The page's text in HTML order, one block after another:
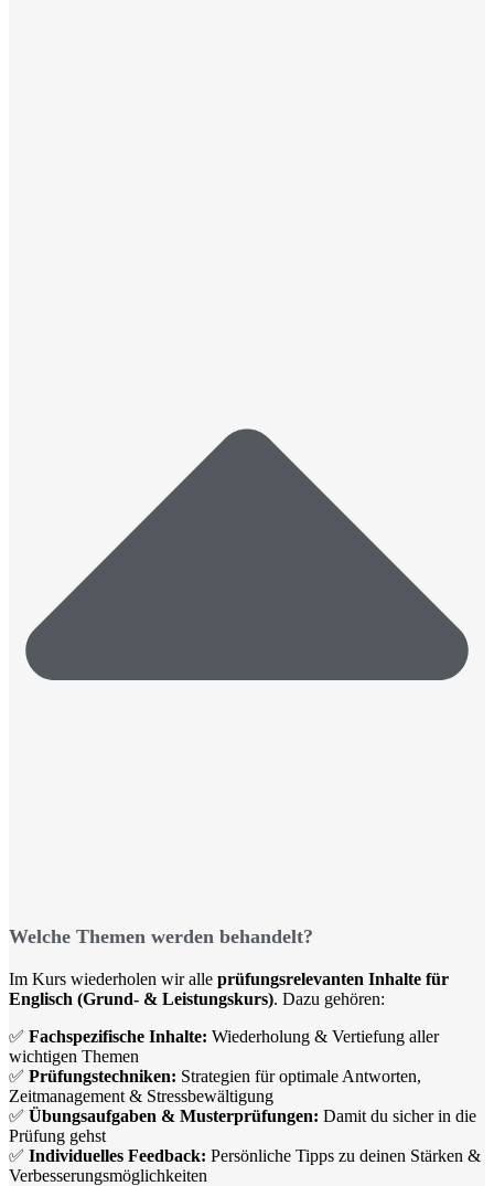
Welche Themen werden behandelt?
Im Kurs wiederholen wir alle prüfungsrelevanten Inhalte für
Englisch (Grund- & Leistungskurs). Dazu gehören:
✅ Fachspezifische Inhalte: Wiederholung & Vertiefung aller
wichtigen Themen
✅ Prüfungstechniken: Strategien für optimale Antworten,
Zeitmanagement & Stressbewältigung
✅ Übungsaufgaben & Musterprüfungen: Damit du sicher in die
Prüfung gehst
✅ Individuelles Feedback: Persönliche Tipps zu deinen Stärken &
Verbesserungsmöglichkeiten